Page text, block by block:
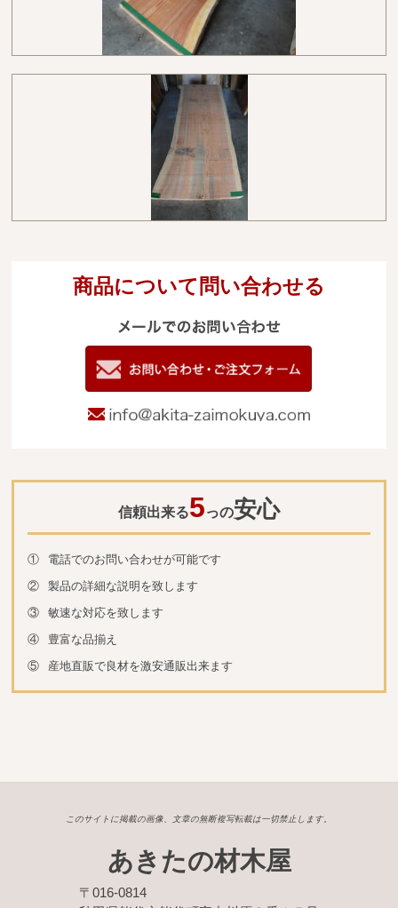
商品について問い合わせる
info@akita-
信頼出来る5っの安心
①
電話でのお問い合わせが可能です
②
製品の詳細な説明を致します
③
敏速な対応を致します
④
豊富な品揃え
⑤
産地直販で良材を激安通販出来ます
このサイトに掲載の画像、文章の無断複写転載は一切禁止します。
あきたの材木屋
〒016-0814